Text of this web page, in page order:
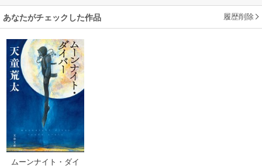
あなたがチェックした作品 履歴削除
ムーンナイト・ダイ